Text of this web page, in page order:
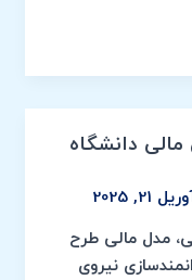
مالی دانشگاه
21, 2025
مدل مالی طرح
توانمندسازی نیروی